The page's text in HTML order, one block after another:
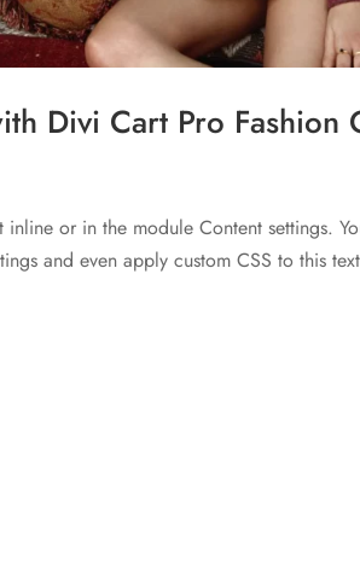
Divi Cart Pro Fashion
or in the module Content settings.
and even apply custom CSS to this